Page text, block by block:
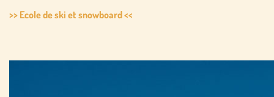
>> Ecole de ski et snowboard <<